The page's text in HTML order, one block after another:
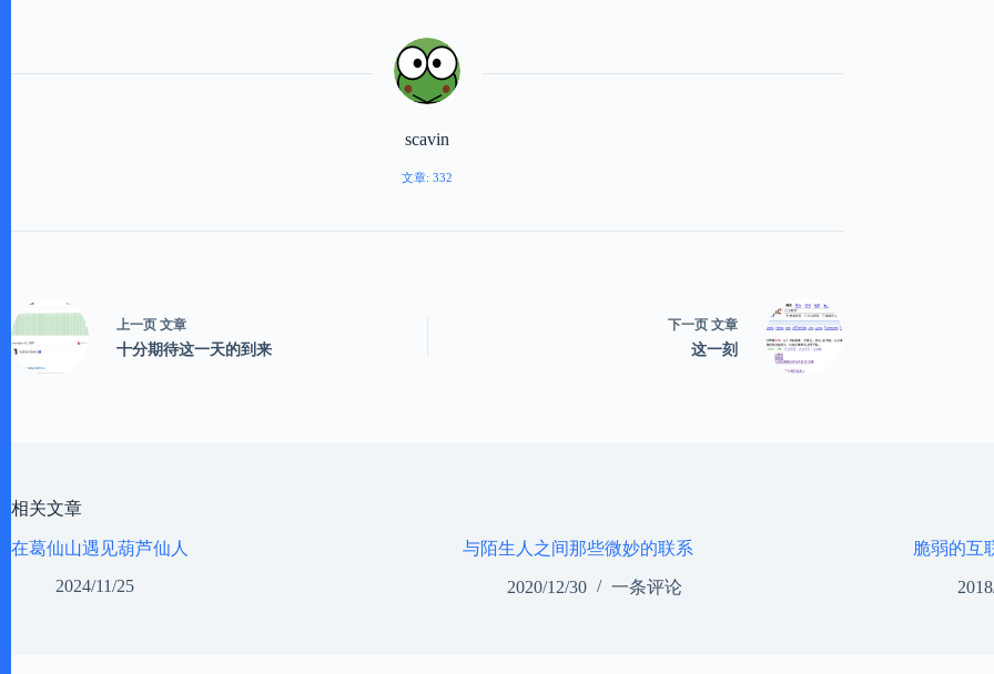
scavin
文章: 332
上一页 文章
十分期待这一天的到来
下一页 文章
这一刻
相关文章
在葛仙山遇见葫芦仙人
2024/11/25
与陌生人之间那些微妙的联系
2020/12/30 一条评论
脆弱的互